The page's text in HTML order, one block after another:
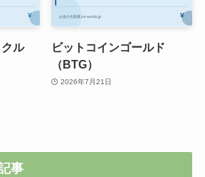
ル
ビットコインゴールド
（BTG）
2026年7月21日
事